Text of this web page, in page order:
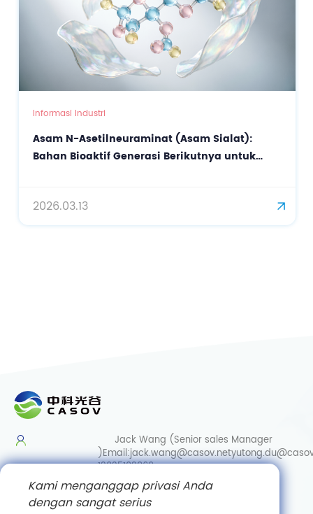
Informasi Industri
Asam N-Asetilneuraminat (Asam Sialat):
Bahan Bioaktif Generasi Berikutnya untuk
2026.03.13
Jack Wang (Senior sales Manager
)Email:jack.wang@casov.net
13035103869
Services & Suggestions
Email:info@casovbio.net
Kami menganggap privasi Anda
dengan sangat serius